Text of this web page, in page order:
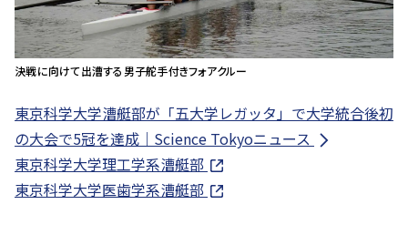
決戦に向けて出漕する男子舵手付きフォアクルー
東京科学大学漕艇部が「五大学レガッタ」で大学統合後初
の大会で5冠を達成｜Science Tokyoニュース
東京科学大学理工学系漕艇部
東京科学大学医歯学系漕艇部